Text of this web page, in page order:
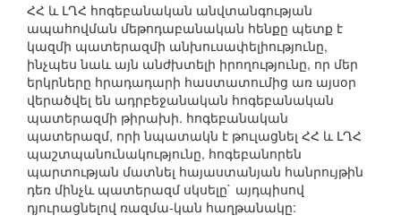
ՀՀ և ԼՂՀ հոգեբանական անվտանգության
ապահովման մեթոդաբանական հենքը պետք է
կազմի պատերազմի անխուսափելիությունը,
ինչպես նաև այն անժխտելի իրողությունը, որ մեր
երկրները հրադադարի հաստատումից առ այսօր
վերածվել են ադրբեջանական հոգեբանական
պատերազմի թիրախի. հոգեբանական
պատերազմ, որի նպատակն է թուլացնել ՀՀ և ԼՂՀ
պաշտպանունակությունը, հոգեբանորեն
պարտության մատնել հայաստանյան հանրույթին
դեռ մինչև պատերազմ սկսելը` այդպիսով
դյուրացնելով ռազմա-կան հաղթանակը: